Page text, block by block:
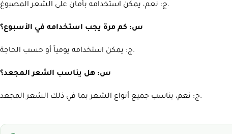
ج: نعم، يمكن استخدامه بأمان على الشعر المصبوغ.
س: كم مرة يجب استخدامه في الأسبوع؟
ج: يمكن استخدامه يومياً أو حسب الحاجة.
س: هل يناسب الشعر المجعد؟
ج: نعم، يناسب جميع أنواع الشعر بما في ذلك الشعر المجعد.